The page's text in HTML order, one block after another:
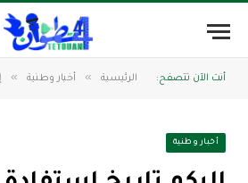
أنت الآن تتصفح: الرئيسية » أخبار وطنية »
أخبار وطنية